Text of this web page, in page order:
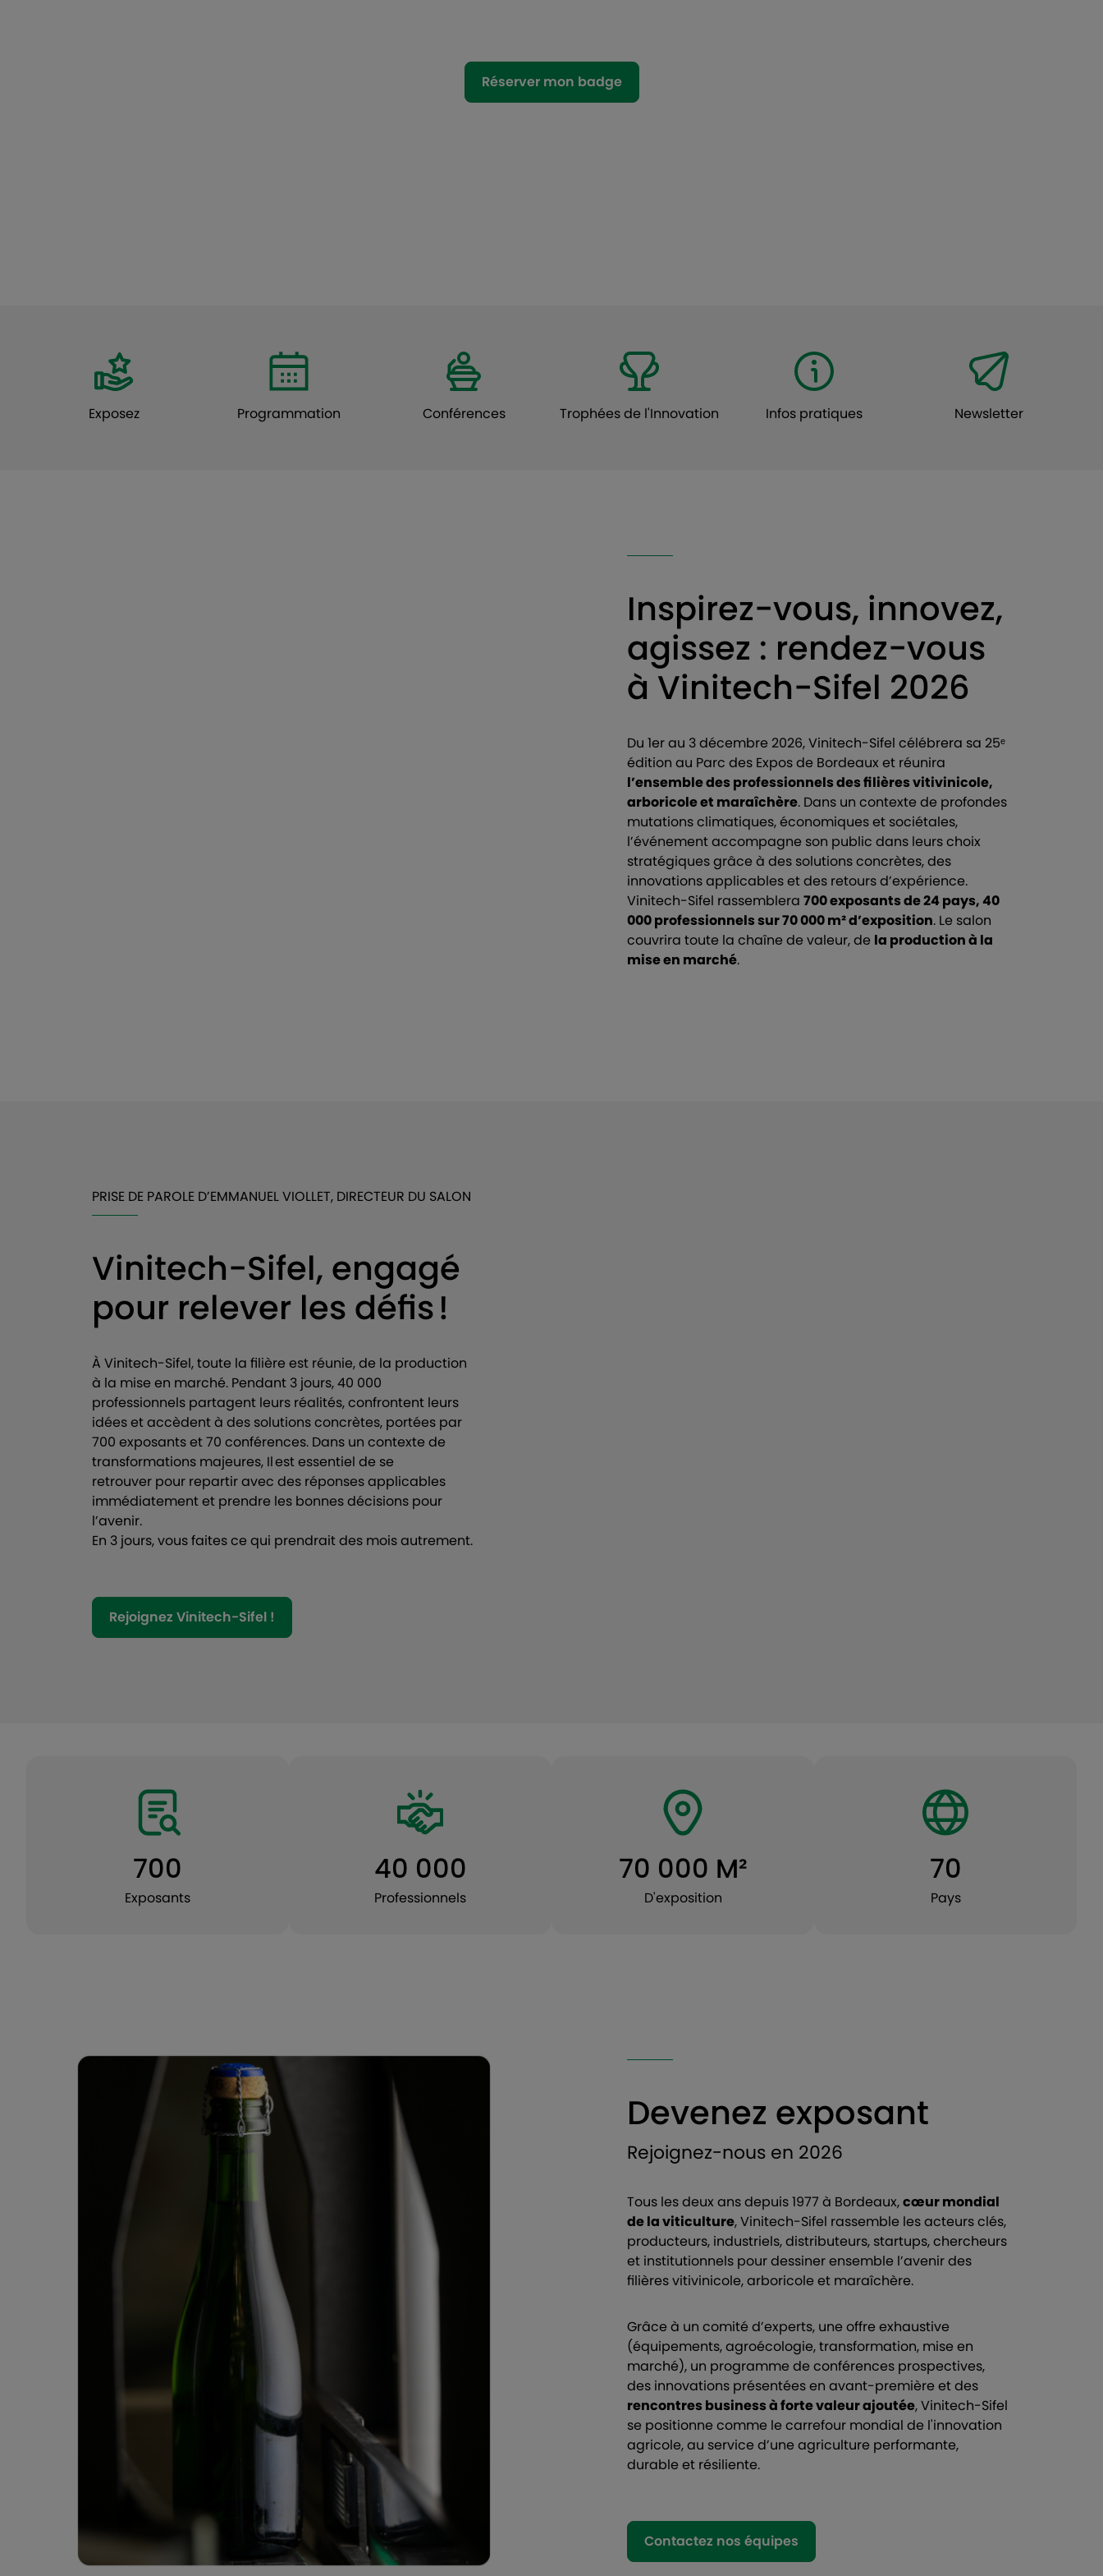
Réserver mon badge
Exposez Programmation Conférences Trophées de l'Innovation Infos pratiques Newsletter
Inspirez-vous, innovez,
agissez : rendez-vous
à Vinitech-Sifel 2026
Du 1er au 3 décembre 2026, Vinitech-Sifel célébrera sa 25ᵉ
édition au Parc des Expos de Bordeaux et réunira
l’ensemble des professionnels des filières vitivinicole,
arboricole et maraîchère. Dans un contexte de profondes
mutations climatiques, économiques et sociétales,
l’événement accompagne son public dans leurs choix
stratégiques grâce à des solutions concrètes, des
innovations applicables et des retours d’expérience.
Vinitech-Sifel rassemblera 700 exposants de 24 pays, 40
000 professionnels sur 70 000 m² d’exposition. Le salon
couvrira toute la chaîne de valeur, de la production à la
mise en marché.
PRISE DE PAROLE D’EMMANUEL VIOLLET, DIRECTEUR DU SALON
Vinitech-Sifel, engagé
pour relever les défis !
À Vinitech-Sifel, toute la filière est réunie, de la production
à la mise en marché. Pendant 3 jours, 40 000
professionnels partagent leurs réalités, confrontent leurs
idées et accèdent à des solutions concrètes, portées par
700 exposants et 70 conférences. Dans un contexte de
transformations majeures, Il est essentiel de se
retrouver pour repartir avec des réponses applicables
immédiatement et prendre les bonnes décisions pour
l’avenir.
En 3 jours, vous faites ce qui prendrait des mois autrement.
Rejoignez Vinitech-Sifel !
700
Exposants
40 000
Professionnels
70 000 M²
D'exposition
70
Pays
Devenez exposant
Rejoignez-nous en 2026
Tous les deux ans depuis 1977 à Bordeaux,cœur mondial
de la viticulture, Vinitech-Sifel rassemble les acteurs clés,
producteurs, industriels, distributeurs, startups, chercheurs
et institutionnels pour dessiner ensemble l’avenir des
filières vitivinicole, arboricole et maraîchère.
Grâce à un comité d’experts, une offre exhaustive
(équipements, agroécologie, transformation, mise en
marché), un programme de conférences prospectives,
des innovations présentées en avant-première et des
rencontres business à forte valeur ajoutée, Vinitech-Sifel
se positionne comme le carrefour mondial de l'innovation
agricole, au service d’une agriculture performante,
durable et résiliente.
Contactez nos équipes